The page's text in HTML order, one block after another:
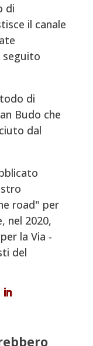
di
il canale
seguito
di
Budo che
dal
road" per
nel 2020,
la Via -
del